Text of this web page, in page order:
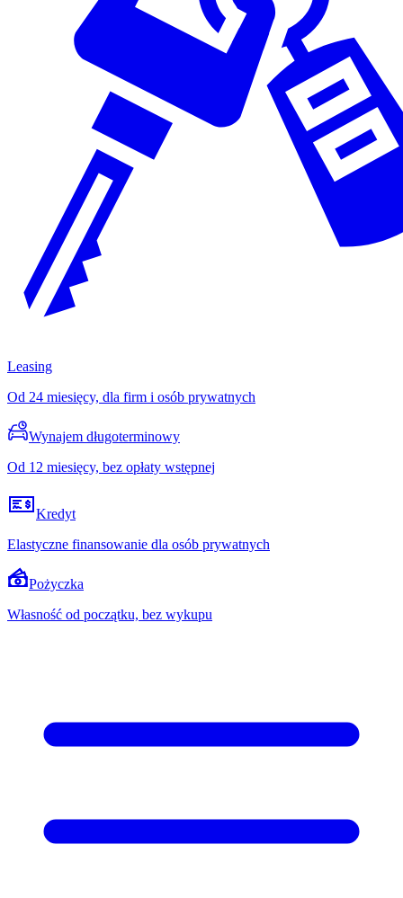
Leasing
Od 24 miesięcy, dla firm i osób prywatnych
Wynajem długoterminowy
Od 12 miesięcy, bez opłaty wstępnej
Kredyt
Elastyczne finansowanie dla osób prywatnych
Pożyczka
Własność od początku, bez wykupu